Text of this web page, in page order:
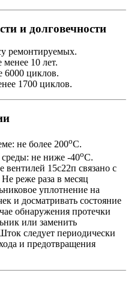
и долговечности
ремонтируемых.
10 лет.
6000 циклов.
1700 циклов.
не более 200оС.
не ниже -40оС.
вентилей 15с22п связано с
реже раза в месяц
уплотнение на
и досматривать состояние
обнаружения протечки
или заменить
следует периодически
и предотвращения